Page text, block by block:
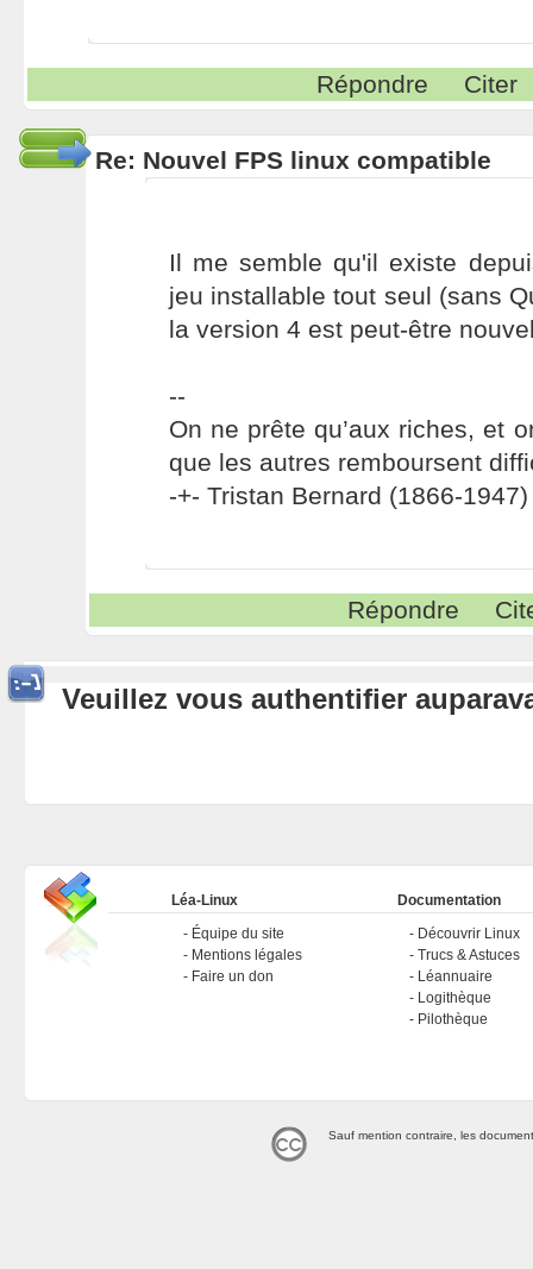
Répondre Citer
Re: Nouvel FPS linux compatible
Il me semble qu'il existe
jeu installable tout seul (sans
la version 4 est peut-être
--
On ne prête qu’aux riches, et
que les autres remboursent
-+- Tristan Bernard (1866-1947)
Répondre
Veuillez vous authentifier
Léa-Linux
Équipe du site
Mentions légales
Faire un don
Documentation
Découvrir Linux
Trucs & Astuces
Léannuaire
Logithèque
Pilothèque
Sauf mention contraire, les